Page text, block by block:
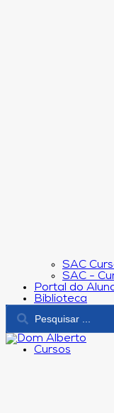
SAC
SAC -
Portal do
Biblioteca
Cursos